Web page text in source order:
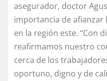
asegurador, doctor
importancia de
en la región este. “Con
reafirmamos nuestro
cerca de los
oportuno, digno y de